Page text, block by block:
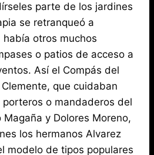
parte de los jardines
se retranqueó a
otros muchos
o patios de acceso a
Así el Compás del
que cuidaban
o mandaderos del
y Dolores Moreno,
los hermanos Alvarez
modelo de tipos populares